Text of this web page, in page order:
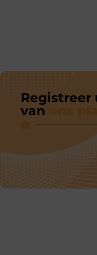
Registreer
van
ons